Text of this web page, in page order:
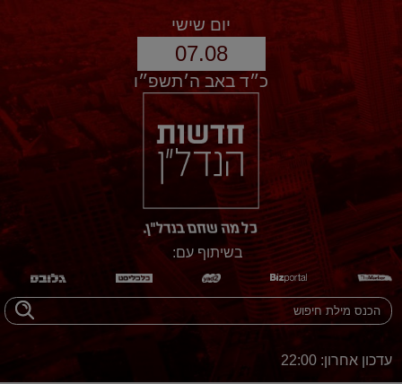
יום שישי
07.08
כ״ד באב ה׳תשפ״ו
בשיתוף עם:
עדכון אחרון: 22:00